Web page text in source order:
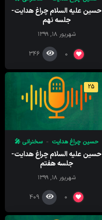
حسین علیه السلام چراغ هدایت-
جلسه نهم
شهریور ۱۸, ۱۳۹۹
0
346
25
حسین چراغ هدایت سخنرانی 🎤
حسین علیه السلام چراغ هدایت-
جلسه هفتم
شهریور ۱۸, ۱۳۹۹
0
409